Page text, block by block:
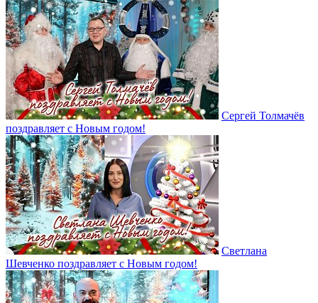
Сергей Толмачёв
поздравляет с Новым годом!
Светлана
Шевченко поздравляет с Новым годом!